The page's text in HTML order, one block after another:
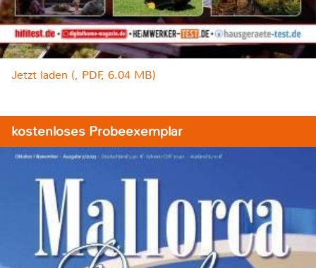
Jetzt laden (, PDF, 6.04 MB)
kostenloses Probeexemplar